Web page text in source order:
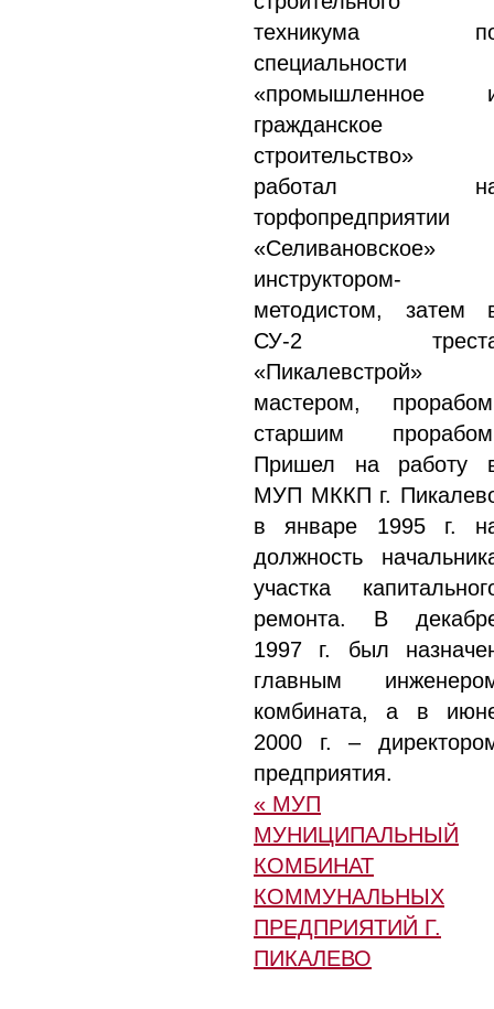
техникума
специальности
«промышленное
гражданское
строительство»
работал
торфопредприятии
«Селивановское»
инструктором-
методистом, затем
СУ-2
«Пикалевстрой»
мастером,
старшим
Пришел на работу
МУП МККП г.
в январе 1995 г.
должность
участка
ремонта. В
1997 г. был
главным
комбината, а в
2000 г. –
предприятия.
« МУП
МУНИЦИПАЛЬНЫЙ
КОМБИНАТ
КОММУНАЛЬНЫХ
ПРЕДПРИЯТИЙ Г.
ПИКАЛЕВО